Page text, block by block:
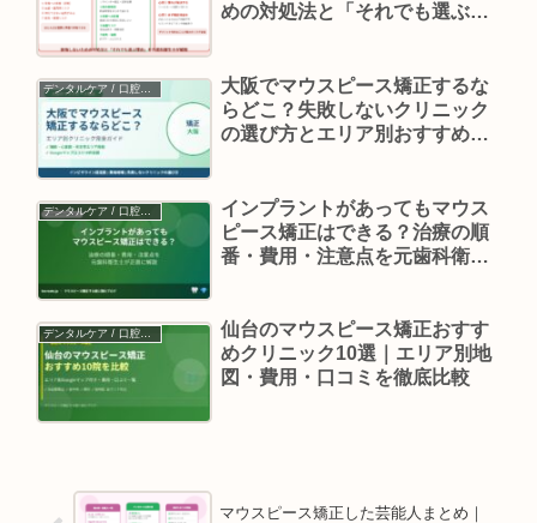
めの対処法と「それでも選ぶ理
デンタルケア / 口腔ケア
大阪でマウスピース矯正するな
らどこ？失敗しないクリニック
の選び方とエリア別おすすめ完
インプラントがあってもマウス
ピース矯正はできる？治療の順
番・費用・注意点を元歯科衛生
仙台のマウスピース矯正おすす
めクリニック10選｜エリア別地
図・費用・口コミを徹底比較
マウスピース矯正した芸能人まとめ｜